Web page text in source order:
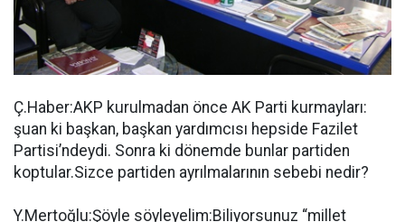
Ç.Haber:AKP kurulmadan önce AK Parti kurmayları:
şuan ki başkan, başkan yardımcısı hepside Fazilet
Partisi’ndeydi. Sonra ki dönemde bunlar partiden
koptular.Sizce partiden ayrılmalarının sebebi nedir?
Y.Mertoğlu:Şöyle söyleyelim:Biliyorsunuz “millet